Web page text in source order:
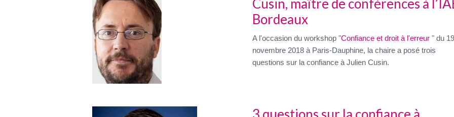
Cusin, maître de conférences à
Bordeaux
A l'occasion du workshop "Confiance et droit à l'erreur" du 19
novembre 2018 à Paris-Dauphine, la chaire a posé trois
questions sur la confiance à Julien Cusin.